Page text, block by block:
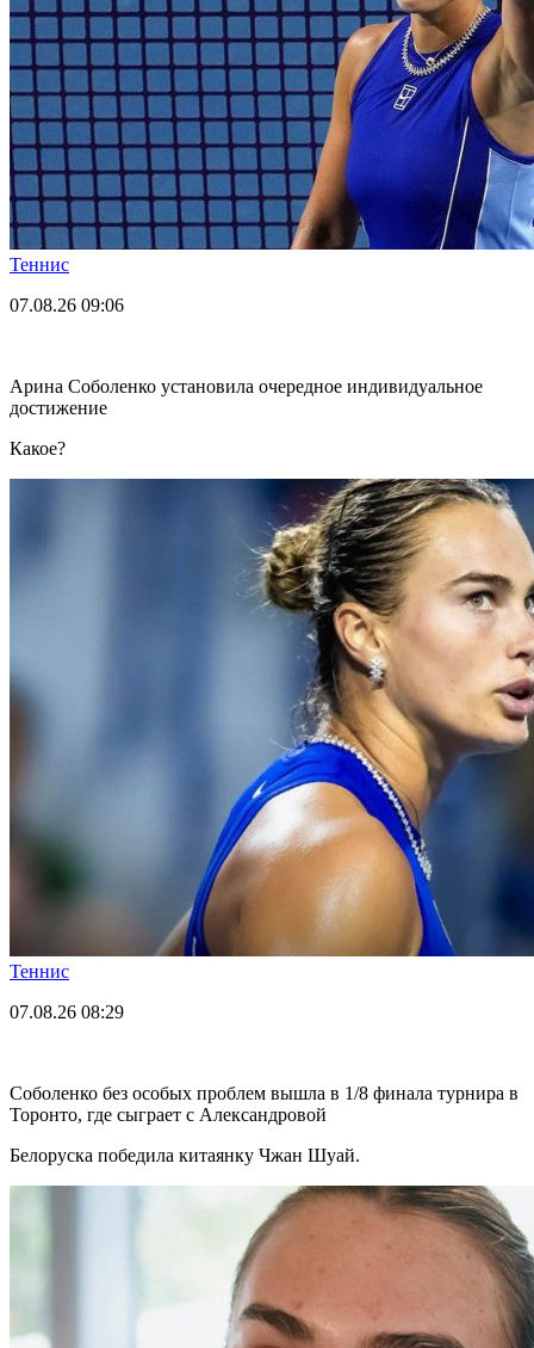
Теннис
07.08.26 09:06
Арина Соболенко установила очередное индивидуальное
достижение
Какое?
Теннис
07.08.26 08:29
Соболенко без особых проблем вышла в 1/8 финала турнира в
Торонто, где сыграет с Александровой
Белоруска победила китаянку Чжан Шуай.